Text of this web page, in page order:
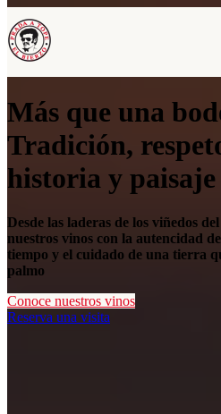
Más que una
Tradición,
historia y
Desde las laderas de los viñedos
nuestros vinos con la autencidad
tiempo y el cuidado de una tierra
palmo
Conoce nuestros vinos
Reserva una visita